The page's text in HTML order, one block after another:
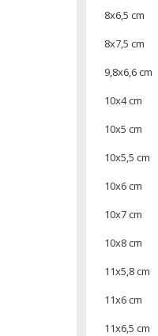
8x6,5 cm
8x7,5 cm
9,8x6,6 cm
10x4 cm
10x5 cm
10x5,5 cm
10x6 cm
10x7 cm
10x8 cm
11x5,8 cm
11x6 cm
11x6,5 cm